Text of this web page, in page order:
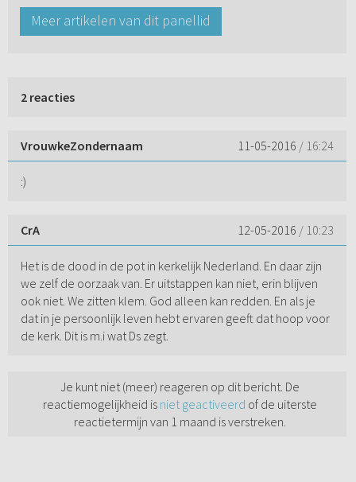
Meer artikelen van dit panellid
2 reacties
VrouwkeZondernaam 11-05-2016 / 16:24
:)
CrA 12-05-2016 / 10:23
Het is de dood in de pot in kerkelijk Nederland. En daar zijn
we zelf de oorzaak van. Er uitstappen kan niet, erin blijven
ook niet. We zitten klem. God alleen kan redden. En als je
dat in je persoonlijk leven hebt ervaren geeft dat hoop voor
de kerk. Dit is m.i wat Ds zegt.
Je kunt niet (meer) reageren op dit bericht. De
reactiemogelijkheid is niet geactiveerd of de uiterste
reactietermijn van 1 maand is verstreken.